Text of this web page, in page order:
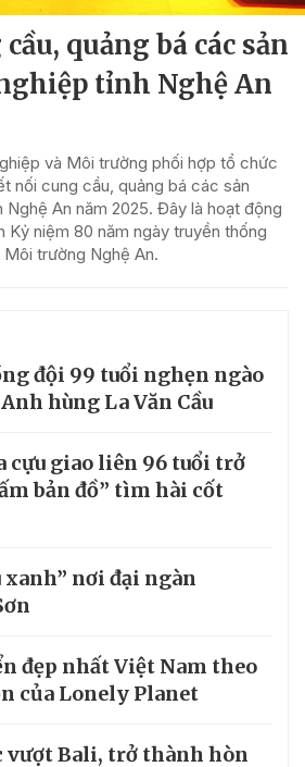
quảng bá các sản
tỉnh Nghệ An
và Môi trường phối hợp tổ chức
nối cung cầu, quảng bá các sản
Nghệ An năm 2025. Đây là hoạt động
Kỷ niệm 80 năm ngày truyền thống
trường Nghệ An.
đội 99 tuổi nghẹn ngào
hùng La Văn Cầu
cựu giao liên 96 tuổi trở
bản đồ” tìm hài cốt
xanh” nơi đại ngàn
đẹp nhất Việt Nam theo
của Lonely Planet
vượt Bali, trở thành hòn